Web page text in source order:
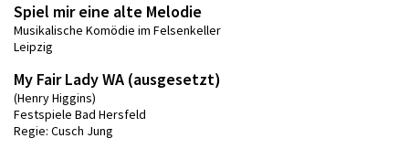
Spiel mir eine alte Melodie
Musikalische Komödie im Felsenkeller
Leipzig
My Fair Lady WA (ausgesetzt)
(Henry Higgins)
Festspiele Bad Hersfeld
Regie: Cusch Jung